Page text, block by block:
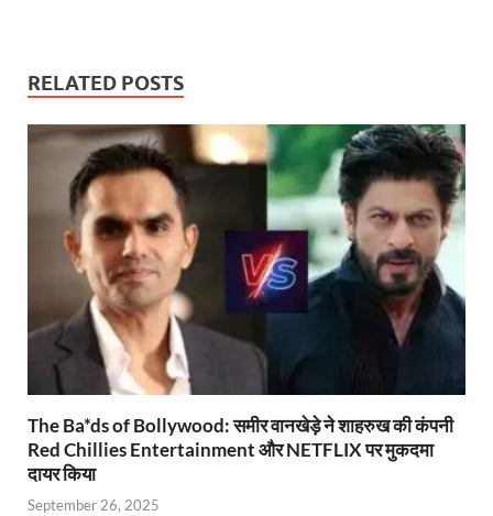
s
A
p
p
b
o
o
k
er
ie
n
dl
y
a
m
Li
n
k
RELATED POSTS
The Ba*ds of Bollywood: समीर वानखेड़े ने शाहरुख की कंपनी
Red Chillies Entertainment और NETFLIX पर मुकदमा
दायर किया
September 26, 2025